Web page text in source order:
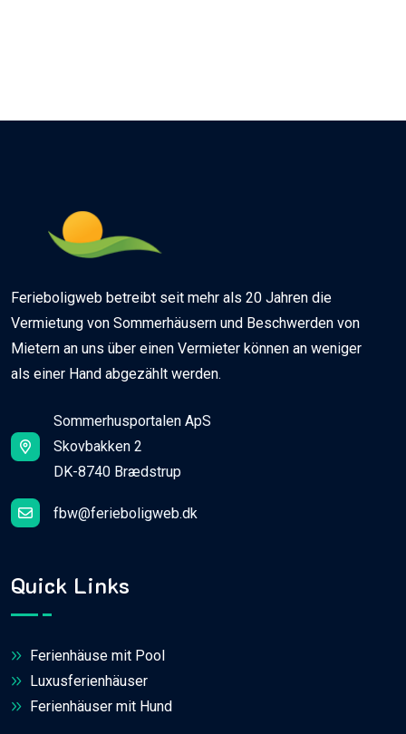
Ferieboligweb betreibt seit mehr als 20 Jahren die
Vermietung von Sommerhäusern und Beschwerden von
Mietern an uns über einen Vermieter können an weniger
als einer Hand abgezählt werden.
Sommerhusportalen ApS
Skovbakken 2
DK-8740 Brædstrup
fbw@ferieboligweb.dk
Quick Links
Ferienhäuse mit Pool
Luxusferienhäuser
Ferienhäuser mit Hund